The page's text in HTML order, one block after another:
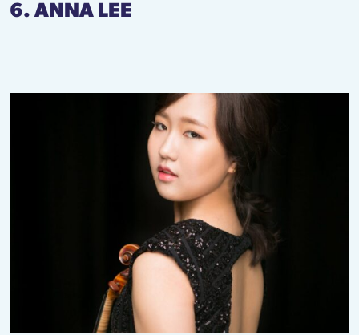
6. ANNA LEE